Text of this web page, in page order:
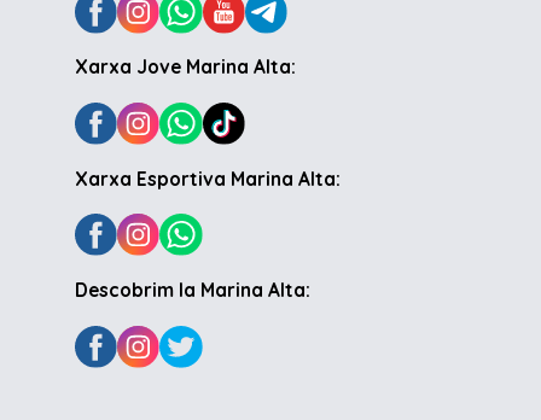
Xarxa Jove Marina Alta:
Xarxa Esportiva Marina Alta:
Descobrim la Marina Alta: